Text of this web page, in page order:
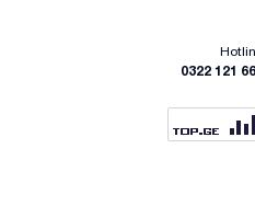
0322 121